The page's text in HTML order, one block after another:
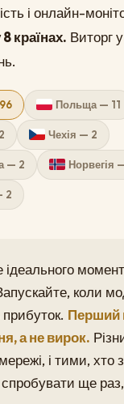
і онлайн-
країнах. Виторг
Польща — 11
Чехія — 2
— 2 Норвегія
2
коли
Перший
а не вирок.
і тими, хто
спробувати ще